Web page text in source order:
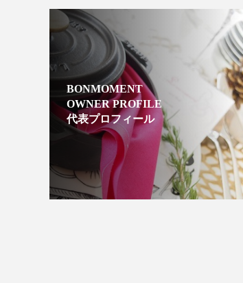
BONMOMENT
OWNER PROFILE
代表プロフィール